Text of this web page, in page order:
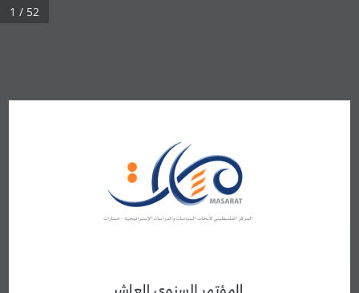
Real 3D Flipbook has lightbox feature - book can be displayed in
المؤتمر السنوي العاشر
1 / 52